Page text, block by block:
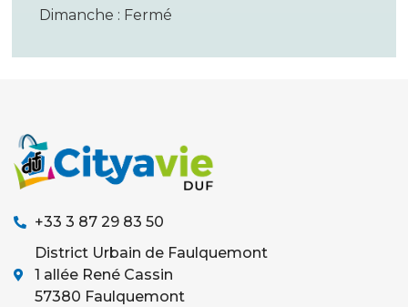
Dimanche : Fermé
+33 3 87 29 83 50
District Urbain de Faulquemont
1 allée René Cassin
57380 Faulquemont